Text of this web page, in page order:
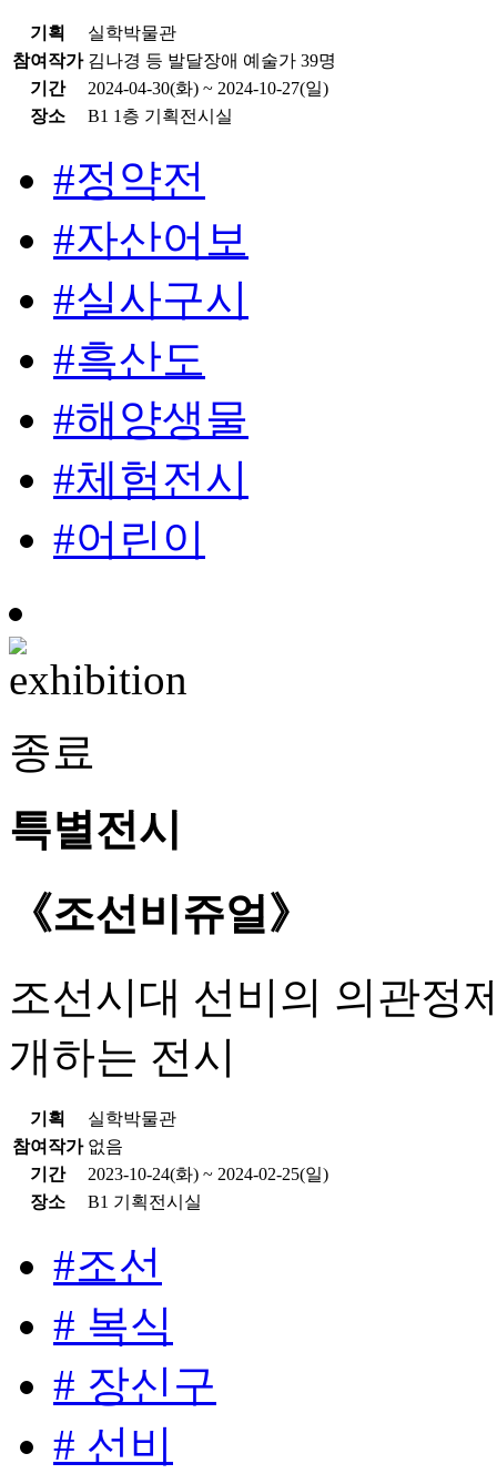
기획
실학박물관
참여작가 김나경 등 발달장애 예술가 39명
기간
2024-04-30(화) ~ 2024-10-27(일)
장소
B1 1층 기획전시실
#정약전
#자산어보
#실사구시
#흑산도
#해양생물
#체험전시
#어린이
종료
특별전시
《조선비쥬얼》
조선시대 선비의 의관정
개하는 전시
기획
실학박물관
참여작가 없음
기간
2023-10-24(화) ~ 2024-02-25(일)
장소
B1 기획전시실
#조선
# 복식
# 장신구
# 선비